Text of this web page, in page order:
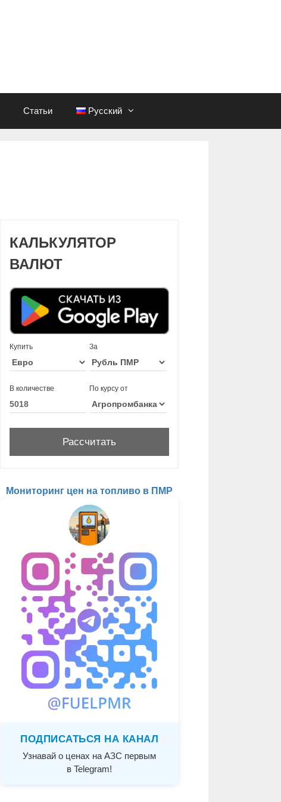
Статьи Русский
КАЛЬКУЛЯТОР
ВАЛЮТ
Купить За
В количестве По курсу от
Мониторинг цен на топливо в ПМР
ПОДПИСАТЬСЯ НА КАНАЛ
Узнавай о ценах на АЗС первым
в Telegram!